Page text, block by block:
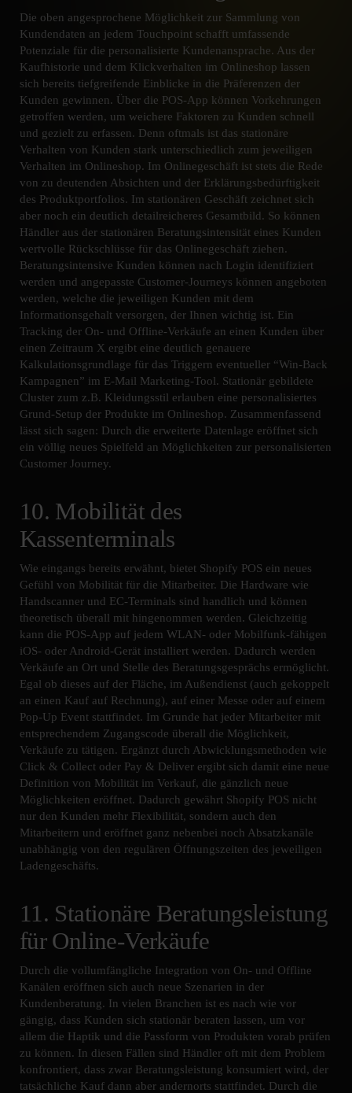
Die oben angesprochene Möglichkeit zur Sammlung von
Kundendaten an jedem Touchpoint schafft umfassende
Potenziale für die personalisierte Kundenansprache. Aus der
Kaufhistorie und dem Klickverhalten im Onlineshop lassen
sich bereits tiefgreifende Einblicke in die Präferenzen der
Kunden gewinnen. Über die POS-App können Vorkehrungen
getroffen werden, um weichere Faktoren zu Kunden schnell
und gezielt zu erfassen. Denn oftmals ist das stationäre
Verhalten von Kunden stark unterschiedlich zum jeweiligen
Verhalten im Onlineshop. Im Onlinegeschäft ist stets die Rede
von zu deutenden Absichten und der Erklärungsbedürftigkeit
des Produktportfolios. Im stationären Geschäft zeichnet sich
aber noch ein deutlich detailreicheres Gesamtbild. So können
Händler aus der stationären Beratungsintensität eines Kunden
wertvolle Rückschlüsse für das Onlinegeschäft ziehen.
Beratungsintensive Kunden können nach Login identifiziert
werden und angepasste Customer-Journeys können angeboten
werden, welche die jeweiligen Kunden mit dem
Informationsgehalt versorgen, der Ihnen wichtig ist. Ein
Tracking der On- und Offline-Verkäufe an einen Kunden über
einen Zeitraum X ergibt eine deutlich genauere
Kalkulationsgrundlage für das Triggern eventueller “Win-Back
Kampagnen” im E-Mail Marketing-Tool. Stationär gebildete
Cluster zum z.B. Kleidungsstil erlauben eine personalisiertes
Grund-Setup der Produkte im Onlineshop. Zusammenfassend
lässt sich sagen: Durch die erweiterte Datenlage eröffnet sich
ein völlig neues Spielfeld an Möglichkeiten zur personalisierten
Customer Journey.
10. Mobilität des
Kassenterminals
Wie eingangs bereits erwähnt, bietet Shopify POS ein neues
Gefühl von Mobilität für die Mitarbeiter. Die Hardware wie
Handscanner und EC-Terminals sind handlich und können
theoretisch überall mit hingenommen werden. Gleichzeitig
kann die POS-App auf jedem WLAN- oder Mobilfunk-fähigen
iOS- oder Android-Gerät installiert werden. Dadurch werden
Verkäufe an Ort und Stelle des Beratungsgesprächs ermöglicht.
Egal ob dieses auf der Fläche, im Außendienst (auch gekoppelt
an einen Kauf auf Rechnung), auf einer Messe oder auf einem
Pop-Up Event stattfindet. Im Grunde hat jeder Mitarbeiter mit
entsprechendem Zugangscode überall die Möglichkeit,
Verkäufe zu tätigen. Ergänzt durch Abwicklungsmethoden wie
Click & Collect oder Pay & Deliver ergibt sich damit eine neue
Definition von Mobilität im Verkauf, die gänzlich neue
Möglichkeiten eröffnet. Dadurch gewährt Shopify POS nicht
nur den Kunden mehr Flexibilität, sondern auch den
Mitarbeitern und eröffnet ganz nebenbei noch Absatzkanäle
unabhängig von den regulären Öffnungszeiten des jeweiligen
Ladengeschäfts.
11. Stationäre Beratungsleistung
für Online-Verkäufe
Durch die vollumfängliche Integration von On- und Offline
Kanälen eröffnen sich auch neue Szenarien in der
Kundenberatung. In vielen Branchen ist es nach wie vor
gängig, dass Kunden sich stationär beraten lassen, um vor
allem die Haptik und die Passform von Produkten vorab prüfen
zu können. In diesen Fällen sind Händler oft mit dem Problem
konfrontiert, dass zwar Beratungsleistung konsumiert wird, der
tatsächliche Kauf dann aber andernorts stattfindet. Durch die